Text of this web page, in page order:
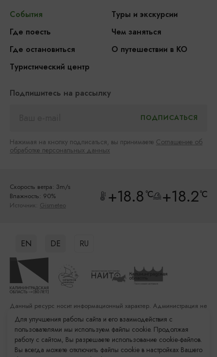
События
Туры и экскурсии
Где поесть
Чем заняться
Где остановиться
О путешествии в КО
Туристический центр
Подпишитесь на рассылку
Нажимая на кнопку подписаться, вы принимаете Соглашение об
обработке персональных данных
Скорость ветра: 3m/s
Влажность: 90%
Источник: Gismeteo +18.8°C +18.2°C
EN DE RU
Данный ресурс носит информационный характер. Администрация не
несет ответственности за качество услуг, предоставленных
сторонними организациями
Разработка сайта: «Решение»
Продвижение сайта: Remarka Agency
Для улучшения работы сайта и его взаимодействия с
пользователями мы используем файлы cookie. Продолжая
работу с сайтом, Вы разрешаете использование cookie-файлов.
Вы всегда можете отключить файлы cookie в настройках Вашего